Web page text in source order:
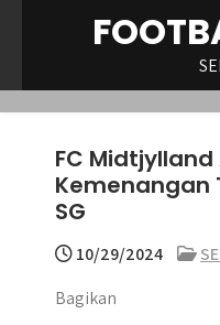
FC
Kemenangan
SG
10/29/2024
Bagikan